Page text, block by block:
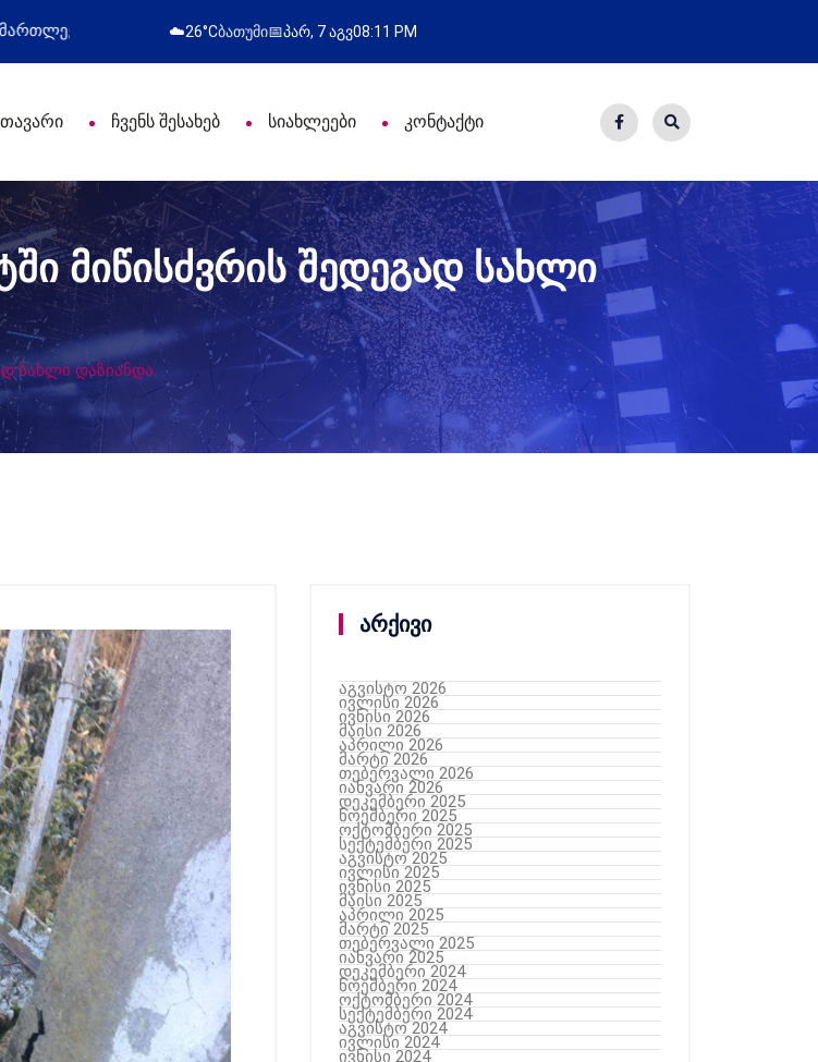
წარმატებული გამოსვლა
☁️26°Cბათუმი📅პარ, 7 აგვ08:11 PM
ჩვენს შესახებ სიახლეები კონტაქტი
მიწისძვრის შედეგად სახლი
სახლი დაზიანდა
არქივი
აგვისტო 2026
ივლისი 2026
ივნისი 2026
მაისი 2026
აპრილი 2026
მარტი 2026
თებერვალი 2026
იანვარი 2026
დეკემბერი 2025
ნოემბერი 2025
ოქტომბერი 2025
სექტემბერი 2025
აგვისტო 2025
ივლისი 2025
ივნისი 2025
მაისი 2025
აპრილი 2025
მარტი 2025
თებერვალი 2025
იანვარი 2025
დეკემბერი 2024
ნოემბერი 2024
ოქტომბერი 2024
სექტემბერი 2024
აგვისტო 2024
ივლისი 2024
ივნისი 2024